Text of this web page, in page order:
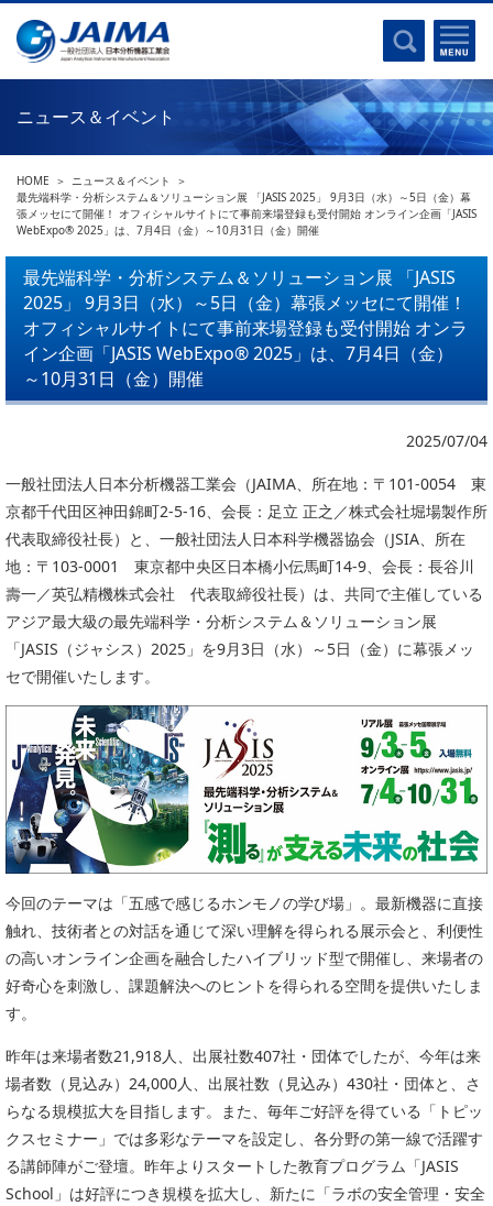
事業計画書
沿革
関連リンク
JAIMAの取り組み
主な活動
分析機器・科学機器遺産認定
海外交流事業
中小企業経営強化税制
製品含有化学物質規制 UPDATE
委員会活動
協力企業との適正取引の推進
分析用X線検査装置他PCB廃棄物処理について
会員会社
会員リスト
入会のご案内
入会金・会費規程
ニュース＆イベント
ニュース
プレスリリース
イベント
はじめに
電磁波(光)
クロマトグラフ
質量分析
電子顕微鏡
熱分析
電気化学
磁気共鳴
電子線応用
バイオ関連
機器分析が支える、豊かな暮らしと産業のフロンティア
環境
食品
ライフサイエンス
イメージング
材料
X線・放射光
PICK UP CONTENTS
ニュース＆イベント
HOME
ニュース＆イベント
最先端科学・分析システム＆ソリューション展 「JASIS 2025」 9月3日（水）～5日（金）幕
張メッセにて開催！ オフィシャルサイトにて事前来場登録も受付開始 オンライン企画「JASIS
WebExpo® 2025」は、7月4日（金）～10月31日（金）開催
最先端科学・分析システム＆ソリューション展 「JASIS
2025」 9月3日（水）～5日（金）幕張メッセにて開催！
オフィシャルサイトにて事前来場登録も受付開始 オンラ
イン企画「JASIS WebExpo® 2025」は、7月4日（金）
～10月31日（金）開催
2025/07/04
一般社団法人日本分析機器工業会（JAIMA、所在地：〒101-0054 東
京都千代田区神田錦町2-5-16、会長：足立 正之／株式会社堀場製作所
代表取締役社長）と、一般社団法人日本科学機器協会（JSIA、所在
地：〒103-0001 東京都中央区日本橋小伝馬町14-9、会長：長谷川
壽一／英弘精機株式会社 代表取締役社長）は、共同で主催している
アジア最大級の最先端科学・分析システム＆ソリューション展
「JASIS（ジャシス）2025」を9月3日（水）～5日（金）に幕張メッ
セで開催いたします。
今回のテーマは「五感で感じるホンモノの学び場」。最新機器に直接
触れ、技術者との対話を通じて深い理解を得られる展示会と、利便性
の高いオンライン企画を融合したハイブリッド型で開催し、来場者の
好奇心を刺激し、課題解決へのヒントを得られる空間を提供いたしま
す。
昨年は来場者数21,918人、出展社数407社・団体でしたが、今年は来
場者数（見込み）24,000人、出展社数（見込み）430社・団体と、さ
らなる規模拡大を目指します。また、毎年ご好評を得ている「トピッ
クスセミナー」では多彩なテーマを設定し、各分野の第一線で活躍す
る講師陣がご登壇。昨年よりスタートした教育プログラム「JASIS
School」は好評につき規模を拡大し、新たに「ラボの安全管理・安全